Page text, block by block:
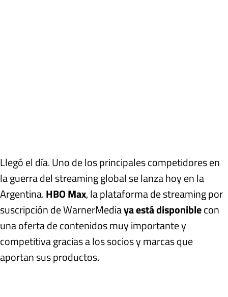
Llegó el día. Uno de los principales competidores en
la guerra del streaming global se lanza hoy en la
Argentina.HBO Max, la plataforma de streaming por
suscripción de WarnerMediaya está disponiblecon
una oferta de contenidos muy importante y
competitiva gracias a los socios y marcas que
aportan sus productos.